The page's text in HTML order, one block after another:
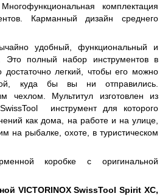
комплектация
Карманный дизайн среднего
удобный, функциональный и
Это полный набор инструментов в
легкий, чтобы его можно
куда бы вы ни отправились.
чехлом. Мультитул изготовлен из
инструмент для которого
как дома, на работе и на улице,
на рыбалке, охоте, в туристическом
коробке с оригинальной
VICTORINOX SwissTool Spirit XC,